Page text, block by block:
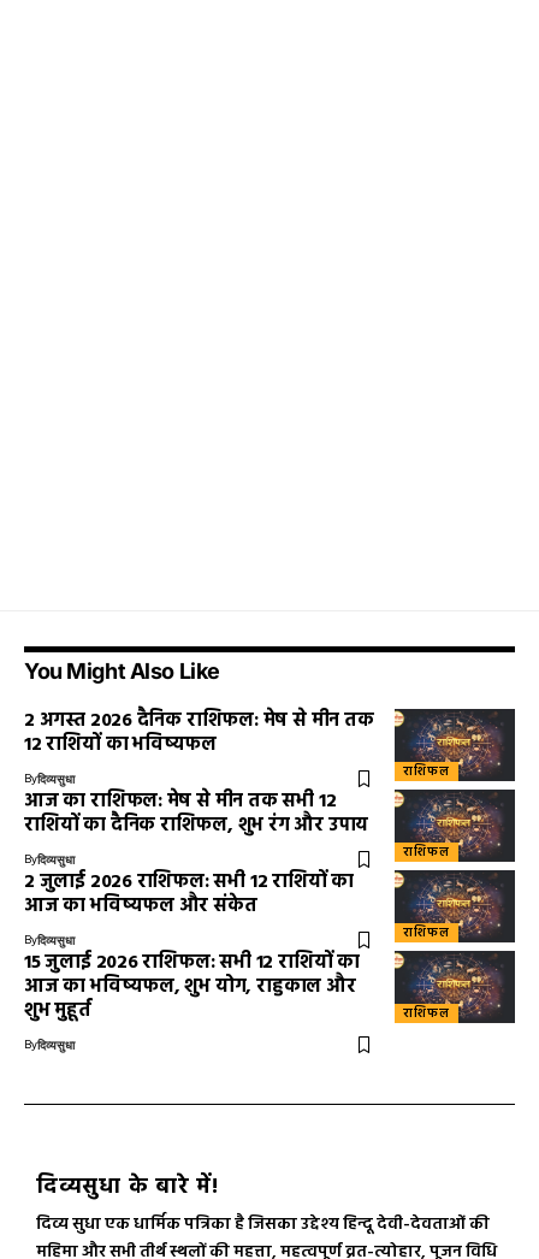
You Might Also Like
राशिफल
2 अगस्त 2026 दैनिक राशिफल: मेष से मीन तक
12 राशियों का भविष्यफल
Byदिव्यसुधा
राशिफल
आज का राशिफल: मेष से मीन तक सभी 12
राशियों का दैनिक राशिफल, शुभ रंग और उपाय
Byदिव्यसुधा
राशिफल
2 जुलाई 2026 राशिफल: सभी 12 राशियों का
आज का भविष्यफल और संकेत
Byदिव्यसुधा
राशिफल
15 जुलाई 2026 राशिफल: सभी 12 राशियों का
आज का भविष्यफल, शुभ योग, राहुकाल और
शुभ मुहूर्त
Byदिव्यसुधा
दिव्यसुधा के बारे में!
दिव्य सुधा एक धार्मिक पत्रिका है जिसका उद्देश्य हिन्दू देवी-देवताओं की
महिमा और सभी तीर्थ स्थलों की महत्ता, महत्वपूर्ण व्रत-त्योहार, पूजन विधि